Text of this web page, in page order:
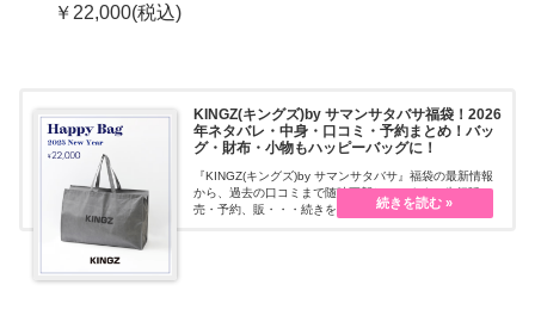
￥22,000(税込)
KINGZ(キングズ)by サマンサタバサ福袋！2026
年ネタバレ・中身・口コミ・予約まとめ！バッ
グ・財布・小物もハッピーバッグに！
『KINGZ(キングズ)by サマンサタバサ』福袋の最新情報
から、過去の口コミまで随時更新しています。先行販
売・予約、販・・・続きを読む